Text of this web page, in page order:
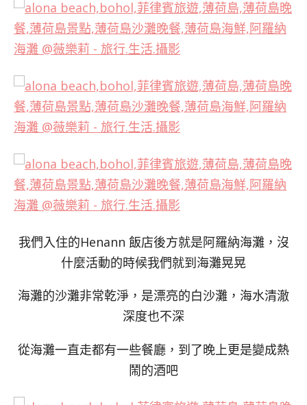
我們入住的Henann 飯店後方就是阿羅納海灘，沒
什麼活動的時候我們就到海灘晃晃
海灘的沙灘非常乾淨，是漂亮的白沙灘，海水清澈
深度也不深
從海灘一直走都有一些餐廳，到了晚上更是變成熱
鬧的酒吧